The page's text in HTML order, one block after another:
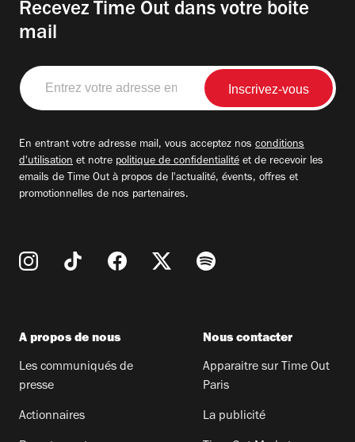
Recevez Time Out dans votre boite
mail
Entrez
votre
adresse
En entrant votre adresse mail, vous acceptez nos conditions
d'utilisation et notre politique de confidentialité et de recevoir les
emails de Time Out à propos de l'actualité, évents, offres et
promotionnelles de nos partenaires.
A propos de nous
Les communiqués de
presse
Actionnaires
Nous contacter
Apparaitre sur Time Out
Paris
La publicité